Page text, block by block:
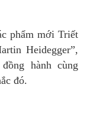
phẩm mới Triết
Heidegger”,
hành cùng
đó.